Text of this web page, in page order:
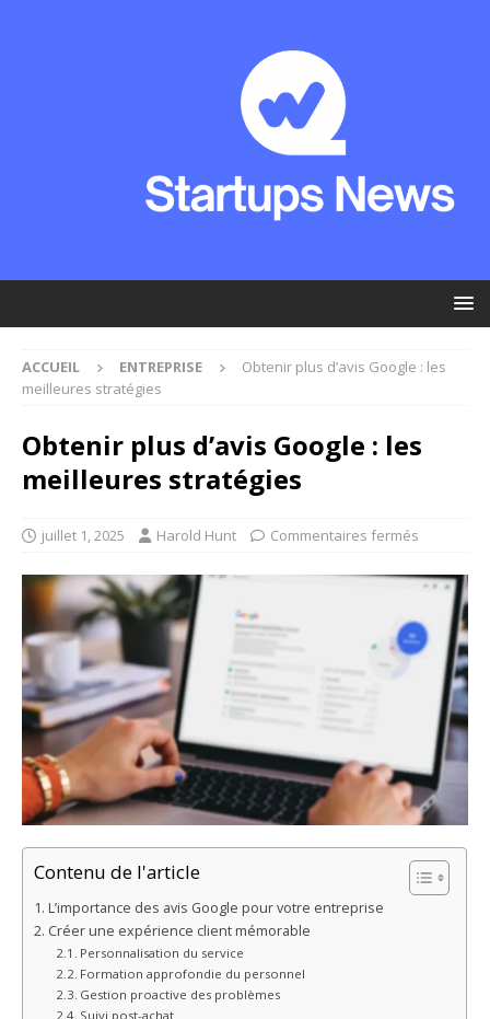
ACCUEIL ENTREPRISE
Obtenir plus d’avis Google : les
meilleures stratégies
Obtenir plus d’avis Google : les
meilleures stratégies
juillet 1, 2025 Harold Hunt Commentaires fermés
Contenu de l'article
L’importance des avis Google pour votre entreprise
Créer une expérience client mémorable
Personnalisation du service
Formation approfondie du personnel
Gestion proactive des problèmes
Suivi post-achat